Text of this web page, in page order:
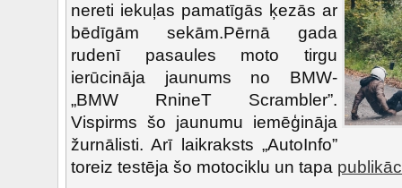
nereti iekuļas pamatīgās ķezās ar
bēdīgām sekām.Pērnā gada
rudenī pasaules moto tirgu
ierūcināja jaunums no BMW-
„BMW RnineT Scrambler”.
Vispirms šo jaunumu iemēģināja
žurnālisti. Arī laikraksts „AutoInfo”
toreiz testēja šo motociklu un tapa